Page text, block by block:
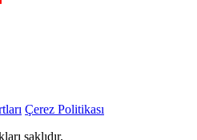
Çerez Politikası
saklıdır.